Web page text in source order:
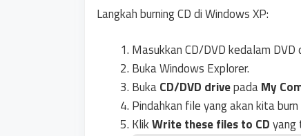
Langkah burning CD di Windows XP:
Masukkan CD/DVD kedalam DVD
Buka Windows Explorer.
BukaCD/DVD drivepadaMy
Pindahkan file yang akan kita
KlikWrite these files to CDyang